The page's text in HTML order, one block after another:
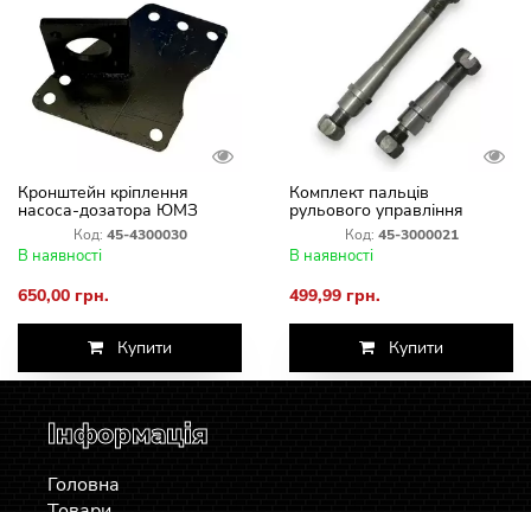
Кронштейн кріплення
насоса-дозатора ЮМЗ
(Універсальний) 45-4300030
Код: 45-4300030
В наявності
650,00 грн.
Купити
Комплект пальців
рульового управління
ЦС/50 ЮМЗ-6 45-3000021
Код: 45-3000021
В наявності
499,99 грн.
Купити
Інформація
Головна